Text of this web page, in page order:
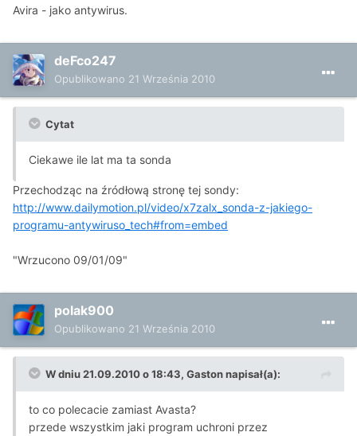
Avira - jako antywirus.
deFco247
Opublikowano 21 Września 2010
Cytat
Ciekawe ile lat ma ta sonda
Przechodząc na źródłową stronę tej sondy:
http://www.dailymotion.pl/video/x7zalx_sonda-z-jakiego-
programu-antywiruso_tech#from=embed
"Wrzucono 09/01/09"
polak900
Opublikowano 21 Września 2010
W dniu 21.09.2010 o 18:43, Gaston napisał(a):
to co polecacie zamiast Avasta?
przede wszystkim jaki program uchroni przez